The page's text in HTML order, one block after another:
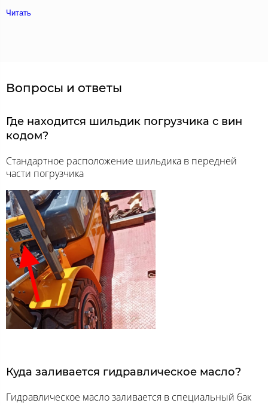
Читать
Вопросы и ответы
Где находится шильдик погрузчика с вин
кодом?
Стандартное расположение шильдика в передней
части погрузчика
Куда заливается гидравлическое масло?
Гидравлическое масло заливается в специальный бак